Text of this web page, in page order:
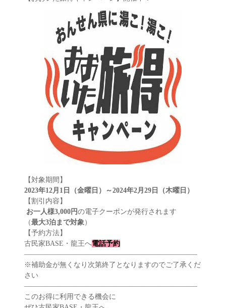
【対象期間】
2023年12月1日（金曜日）～2024年2月29日（木曜日）
【割引内容】
お一人様3,000円の電子クーポンが発行されます
（最大3泊まで対象 ）
【予約方法】
古民家BASE・龍王へ電話予約
————————————————————————–
※補助金が無くなり次第終了となりますのでご了承くだ
さい
————————————————————————–
このお得に利用できる機会に